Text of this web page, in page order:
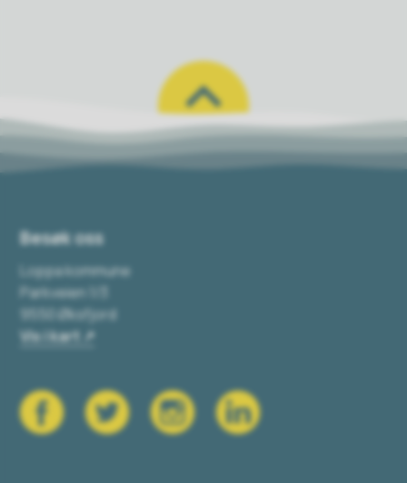
Besøk oss
Loppa kommune
Parkveien 1/3
9550 Øksfjord
Vis i kart